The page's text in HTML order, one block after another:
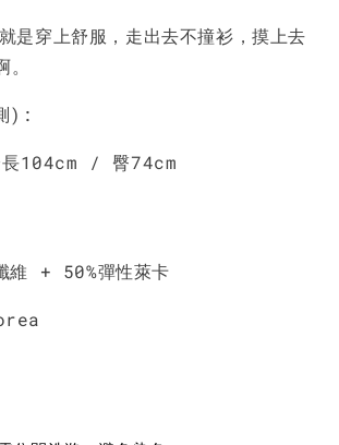
是穿上舒服，走出去不撞衫，摸上去
):
104cm / 臀74cm
維 + 50%彈性萊卡